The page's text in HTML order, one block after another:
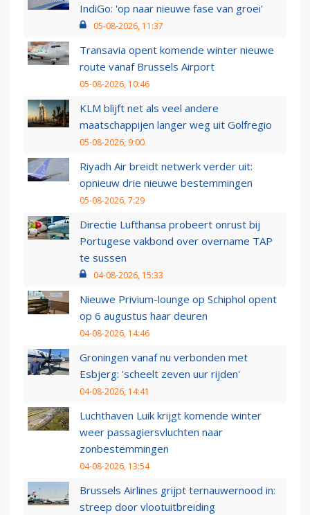
IndiGo: 'op naar nieuwe fase van groei'
05-08-2026, 11:37
Transavia opent komende winter nieuwe
route vanaf Brussels Airport
05-08-2026, 10:46
KLM blijft net als veel andere
maatschappijen langer weg uit Golfregio
05-08-2026, 9:00
Riyadh Air breidt netwerk verder uit:
opnieuw drie nieuwe bestemmingen
05-08-2026, 7:29
Directie Lufthansa probeert onrust bij
Portugese vakbond over overname TAP
te sussen
04-08-2026, 15:33
Nieuwe Privium-lounge op Schiphol opent
op 6 augustus haar deuren
04-08-2026, 14:46
Groningen vanaf nu verbonden met
Esbjerg: 'scheelt zeven uur rijden'
04-08-2026, 14:41
Luchthaven Luik krijgt komende winter
weer passagiersvluchten naar
zonbestemmingen
04-08-2026, 13:54
Brussels Airlines grijpt ternauwernood in:
streep door vlootuitbreiding